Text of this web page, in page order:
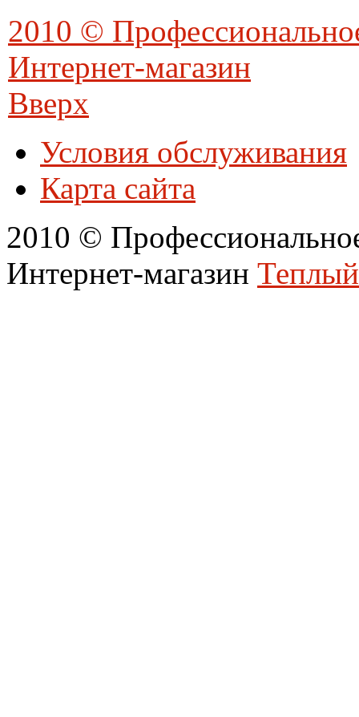
2010 ©
Интернет-магазин
Вверх
Условия обслуживания
Карта сайта
2010 ©
Интернет-магазин